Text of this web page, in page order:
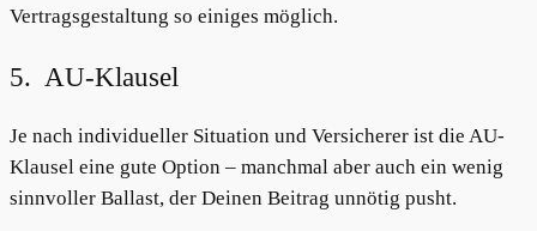
Vertragsgestaltung so einiges möglich.
5. AU-Klausel
Je nach individueller Situation und Versicherer ist die AU-
Klausel eine gute Option – manchmal aber auch ein wenig
sinnvoller Ballast, der Deinen Beitrag unnötig pusht.